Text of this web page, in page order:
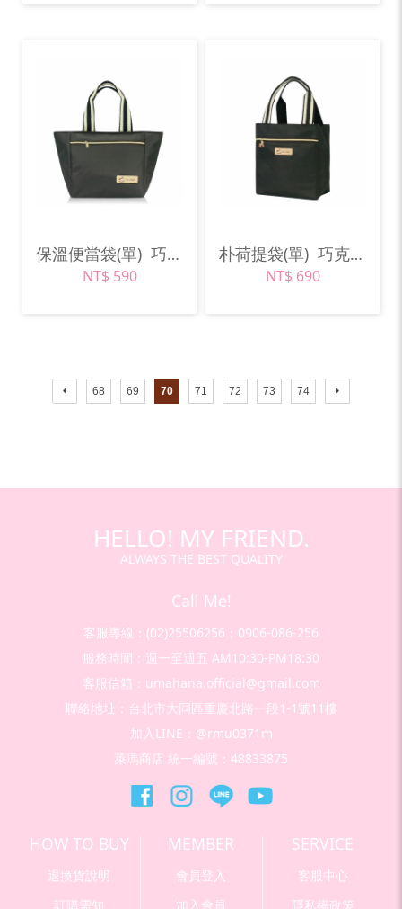
保溫便當袋(單) 巧克力棕
NT$ 590
朴荷提袋(單) 巧克力棕
NT$ 690
68 69 70 71 72 73 74
HELLO! MY FRIEND.
ALWAYS THE BEST QUALITY
Call Me!
客服專線：(02)25506256；0906-086-256
服務時間：週一至週五 AM10:30-PM18:30
客服信箱：umahana.official@gmail.com
聯絡地址：台北市大同區重慶北路ㄧ段1-1號11樓
加入LINE：@rmu0371m
萊瑪商店 統一編號：48833875
HOW TO BUY
退換貨說明
訂購需知
MEMBER
會員登入
加入會員
SERVICE
客服中心
隱私權政策